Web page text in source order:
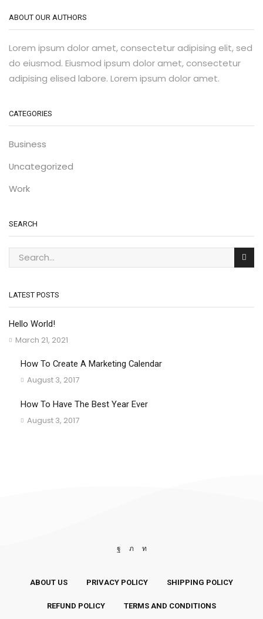
ABOUT OUR AUTHORS
Lorem ipsum dolor amet, consectetur adipising elit, sed
do eiusmod. Eiusmod ipsum dolor amet, consectetur
adipising elised labore. Lorem ipsum dolor amet.
CATEGORIES
Business
Uncategorized
Work
SEARCH
LATEST POSTS
Hello World!
March 21, 2021
How To Create A Marketing Calendar
August 3, 2017
How To Have The Best Year Ever
August 3, 2017
ABOUT US PRIVACY POLICY SHIPPING POLICY
REFUND POLICY TERMS AND CONDITIONS